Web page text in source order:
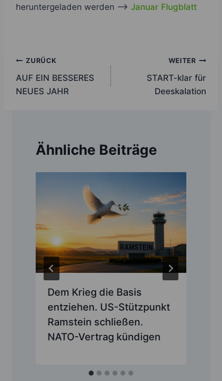
heruntergeladen werden –> Januar Flugblatt
Beitragsnavigation
ZURÜCK
AUF EIN BESSERES
NEUES JAHR
WEITER
START-klar für
Deeskalation
Ähnliche Beiträge
Dem Krieg die Basis
entziehen. US-Stützpunkt
Ramstein schließen.
NATO-Vertrag kündigen